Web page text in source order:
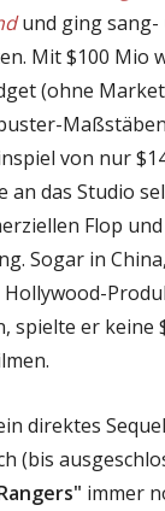
und ging sang-
Mit $100 Mio
(ohne
von nur
an das Studio
Flop
Sogar in
spielte er keine
direktes
(bis
immer